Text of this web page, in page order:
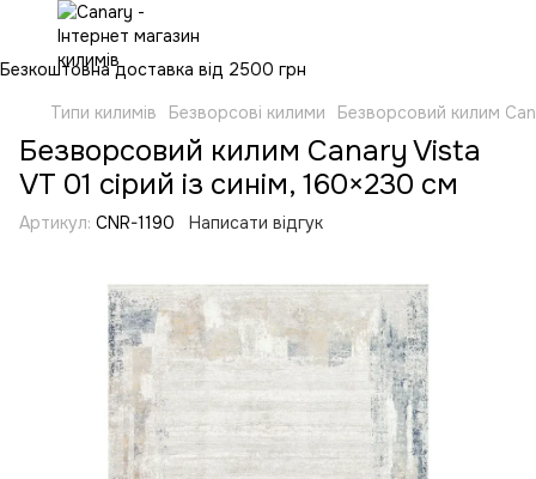
Безкоштовна доставка від 2500 грн
Типи килимів
Безворсові килими Безворсовий килим
Безворсовий килим Canary Vista
VT 01 сірий із синім, 160×230 см
Артикул: CNR-1190 Написати відгук